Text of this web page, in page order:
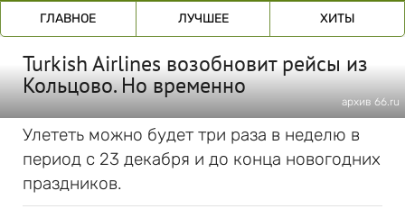
ГЛАВНОЕ ЛУЧШЕЕ ХИТЫ
Turkish Airlines возобновит рейсы из
Кольцово. Но временно
архив 66.ru
Улететь можно будет три раза в неделю в
период с 23 декабря и до конца новогодних
праздников.